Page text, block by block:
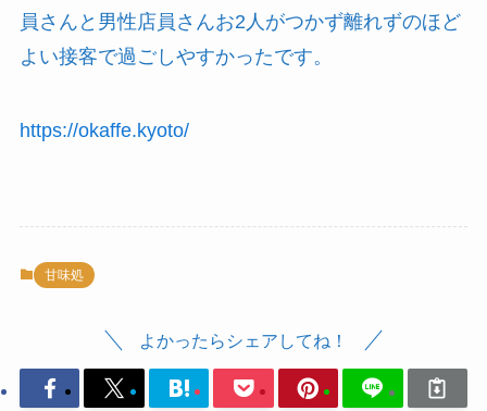
員さんと男性店員さんお2人がつかず離れずのほど
よい接客で過ごしやすかったです。
https://okaffe.kyoto/
甘味処
よかったらシェアしてね！